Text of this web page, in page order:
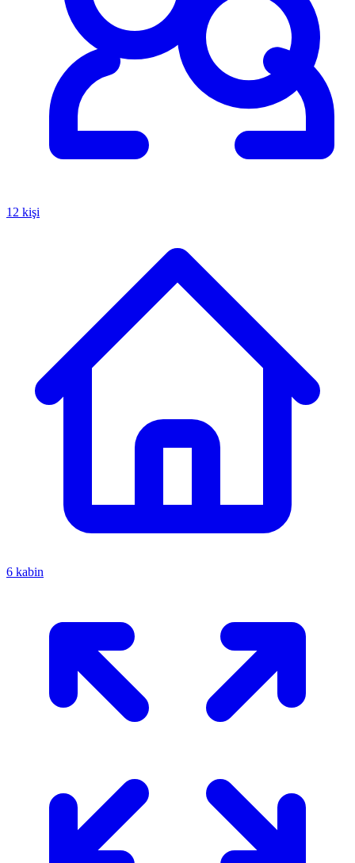
12 kişi
6 kabin